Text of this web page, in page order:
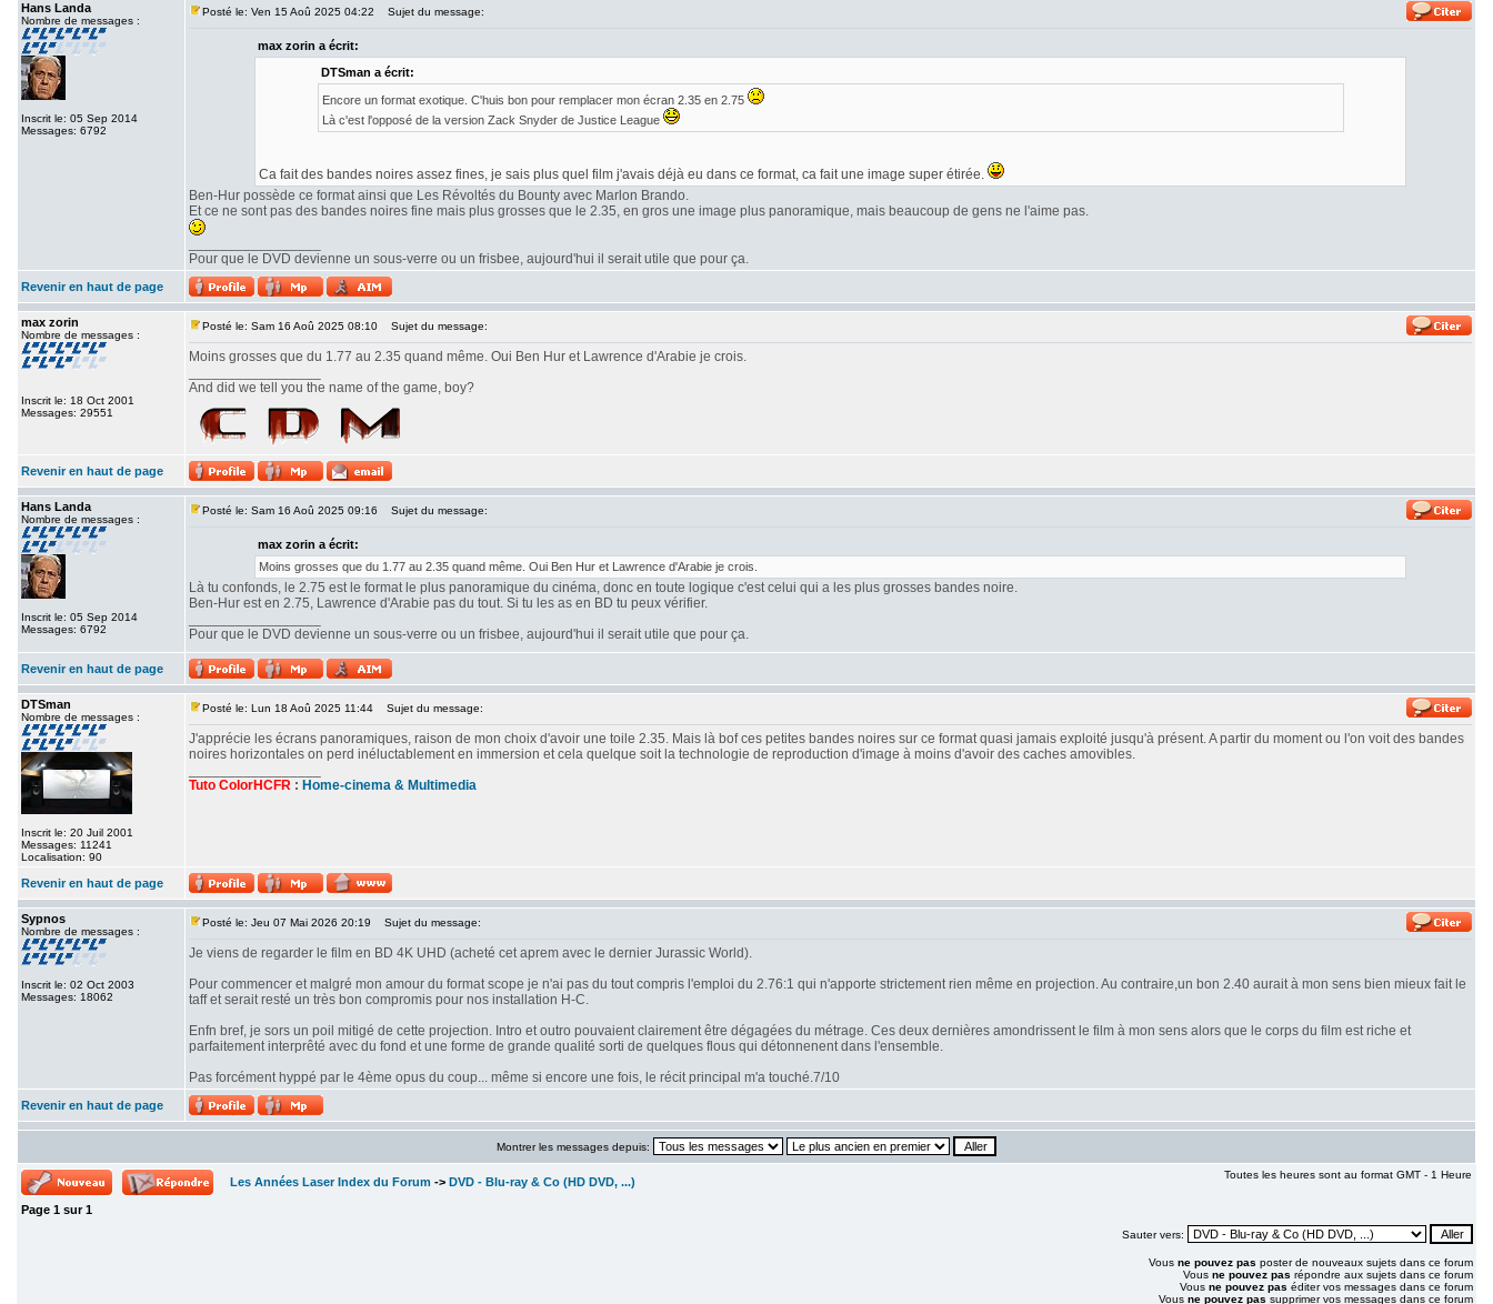
Hans Landa
Nombre de messages :
Inscrit le: 05 Sep 2014
Messages: 6792
Posté le: Ven 15 Aoû 2025 04:22 Sujet du message:
max zorin a écrit:
DTSman a écrit:
Encore un format exotique. C'huis bon pour remplacer mon écran 2.35 en 2.75
Là c'est l'opposé de la version Zack Snyder de Justice League
Ca fait des bandes noires assez fines, je sais plus quel film j'avais déjà eu dans ce format, ca fait une image super étirée.
Ben-Hur possède ce format ainsi que Les Révoltés du Bounty avec Marlon Brando.
Et ce ne sont pas des bandes noires fine mais plus grosses que le 2.35, en gros une image plus panoramique, mais beaucoup de gens ne l'aime pas.
Pour que le DVD devienne un sous-verre ou un frisbee, aujourd'hui il serait utile que pour ça.
Revenir en haut de page
max zorin
Nombre de messages :
Inscrit le: 18 Oct 2001
Messages: 29551
Posté le: Sam 16 Aoû 2025 08:10 Sujet du message:
Moins grosses que du 1.77 au 2.35 quand même. Oui Ben Hur et Lawrence d'Arabie je crois.
And did we tell you the name of the game, boy?
Revenir en haut de page
Hans Landa
Nombre de messages :
Inscrit le: 05 Sep 2014
Messages: 6792
Posté le: Sam 16 Aoû 2025 09:16 Sujet du message:
max zorin a écrit:
Moins grosses que du 1.77 au 2.35 quand même. Oui Ben Hur et Lawrence d'Arabie je crois.
Là tu confonds, le 2.75 est le format le plus panoramique du cinéma, donc en toute logique c'est celui qui a les plus grosses bandes noire.
Ben-Hur est en 2.75, Lawrence d'Arabie pas du tout. Si tu les as en BD tu peux vérifier.
Pour que le DVD devienne un sous-verre ou un frisbee, aujourd'hui il serait utile que pour ça.
Revenir en haut de page
DTSman
Nombre de messages :
Inscrit le: 20 Juil 2001
Messages: 11241
Localisation: 90
Posté le: Lun 18 Aoû 2025 11:44 Sujet du message:
J'apprécie les écrans panoramiques, raison de mon choix d'avoir une toile 2.35. Mais là bof ces petites bandes noires sur ce format quasi jamais exploité jusqu'à présent. A partir du moment ou l'on voit des bandes
noires horizontales on perd inéluctablement en immersion et cela quelque soit la technologie de reproduction d'image à moins d'avoir des caches amovibles.
Tuto ColorHCFR : Home-cinema & Multimedia
Revenir en haut de page
Sypnos
Nombre de messages :
Inscrit le: 02 Oct 2003
Messages: 18062
Posté le: Jeu 07 Mai 2026 20:19 Sujet du message:
Je viens de regarder le film en BD 4K UHD (acheté cet aprem avec le dernier Jurassic World).
Pour commencer et malgré mon amour du format scope je n'ai pas du tout compris l'emploi du 2.76:1 qui n'apporte strictement rien même en projection. Au contraire,un bon 2.40 aurait à mon sens bien mieux fait le
taff et serait resté un très bon compromis pour nos installation H-C.
Enfn bref, je sors un poil mitigé de cette projection. Intro et outro pouvaient clairement être dégagées du métrage. Ces deux dernières amondrissent le film à mon sens alors que le corps du film est riche et
parfaitement interprêté avec du fond et une forme de grande qualité sorti de quelques flous qui détonnenent dans l'ensemble.
Pas forcément hyppé par le 4ème opus du coup... même si encore une fois, le récit principal m'a touché.7/10
Revenir en haut de page
Montrer les messages depuis:
Les Années Laser Index du Forum -> DVD - Blu-ray & Co (HD DVD, ...)
Toutes les heures sont au format GMT - 1 Heure
Page 1 sur1
Sauter vers:
Vous ne pouvez pas poster de nouveaux sujets dans ce forum
Vous ne pouvez pas répondre aux sujets dans ce forum
Vous ne pouvez pas éditer vos messages dans ce forum
Vous ne pouvez pas supprimer vos messages dans ce forum